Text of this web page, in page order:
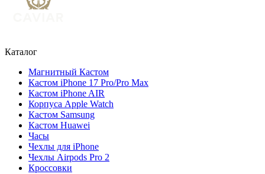
Каталог
Магнитный Кастом
Кастом iPhone 17 Pro/Pro Max
Кастом iPhone AIR
Корпуса Apple Watch
Кастом Samsung
Кастом Huawei
Часы
Чехлы для iPhone
Чехлы Airpods Pro 2
Кроссовки